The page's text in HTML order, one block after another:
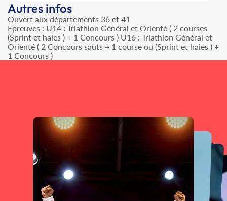
Autres infos
Ouvert aux départements 36 et 41
Epreuves : U14 : Triathlon Général et Orienté ( 2 courses
(Sprint et haies ) + 1 Concours ) U16 : Triathlon Général et
Orienté ( 2 Concours sauts + 1 course ou (Sprint et haies ) +
1 Concours )